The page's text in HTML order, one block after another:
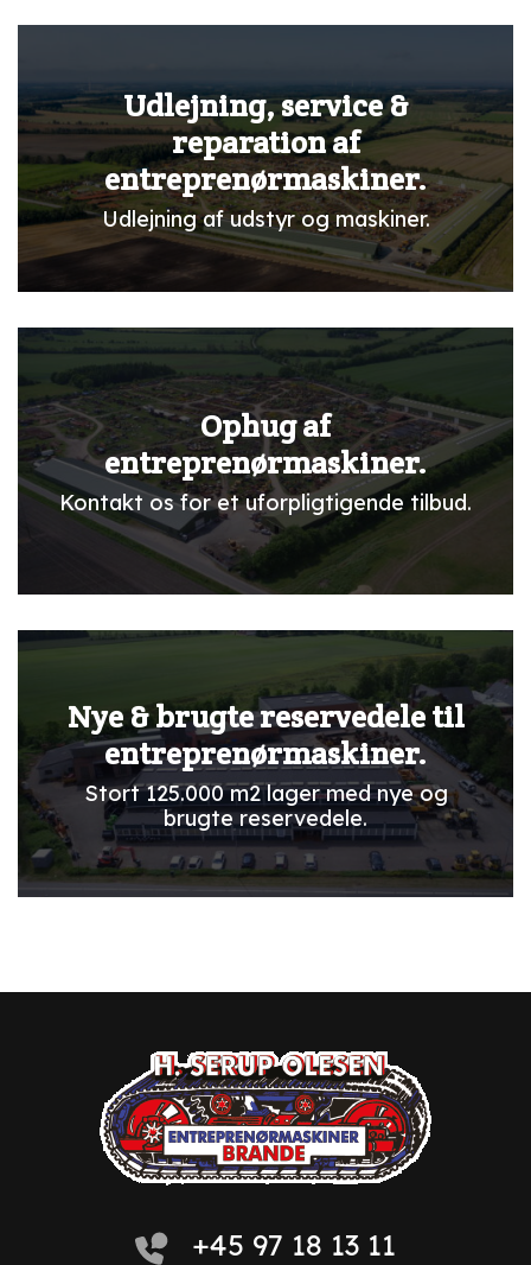
Udlejning, service &
reparation af
entreprenørmaskiner.
Udlejning af udstyr og maskiner.
Ophug af
entreprenørmaskiner.
Kontakt os for et uforpligtigende tilbud.
Nye & brugte reservedele til
entreprenørmaskiner.
Stort 125.000 m2 lager med nye og
brugte reservedele.
+45 97 18 13 11